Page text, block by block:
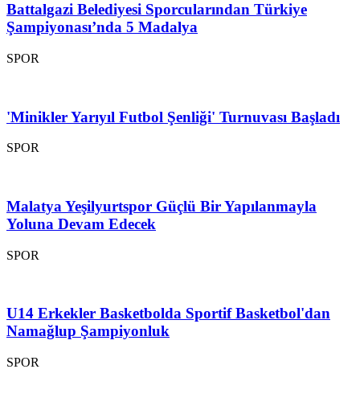
Battalgazi Belediyesi Sporcularından Türkiye
Şampiyonası’nda 5 Madalya
SPOR
'Minikler Yarıyıl Futbol Şenliği' Turnuvası Başladı
SPOR
Malatya Yeşilyurtspor Güçlü Bir Yapılanmayla
Yoluna Devam Edecek
SPOR
U14 Erkekler Basketbolda Sportif Basketbol'dan
Namağlup Şampiyonluk
SPOR